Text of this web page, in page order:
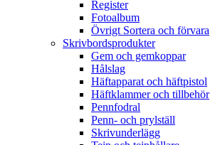
Register
Fotoalbum
Övrigt Sortera och förvara
Skrivbordsprodukter
Gem och gemkoppar
Hålslag
Häftapparat och häftpistol
Häftklammer och tillbehör
Pennfodral
Penn- och prylställ
Skrivunderlägg